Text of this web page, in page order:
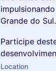
Grande do Sul.
Participe
Location